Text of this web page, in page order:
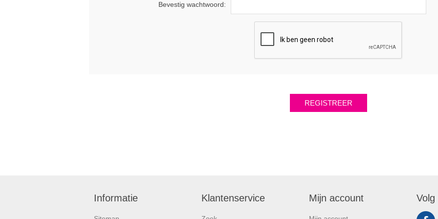
Bevestig wachtwoord:
Informatie Klantenservice Mijn account Volg